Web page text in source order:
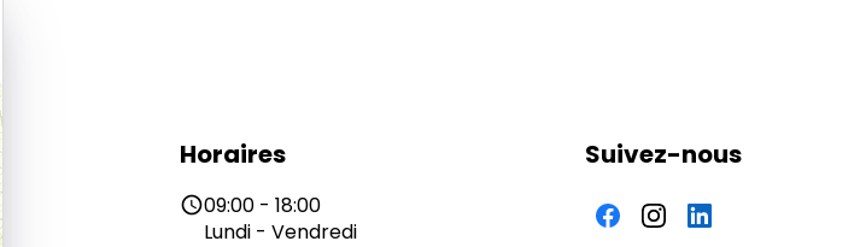
Horaires
schedule09:00 - 18:00
Lundi - Vendredi
Suivez-nous